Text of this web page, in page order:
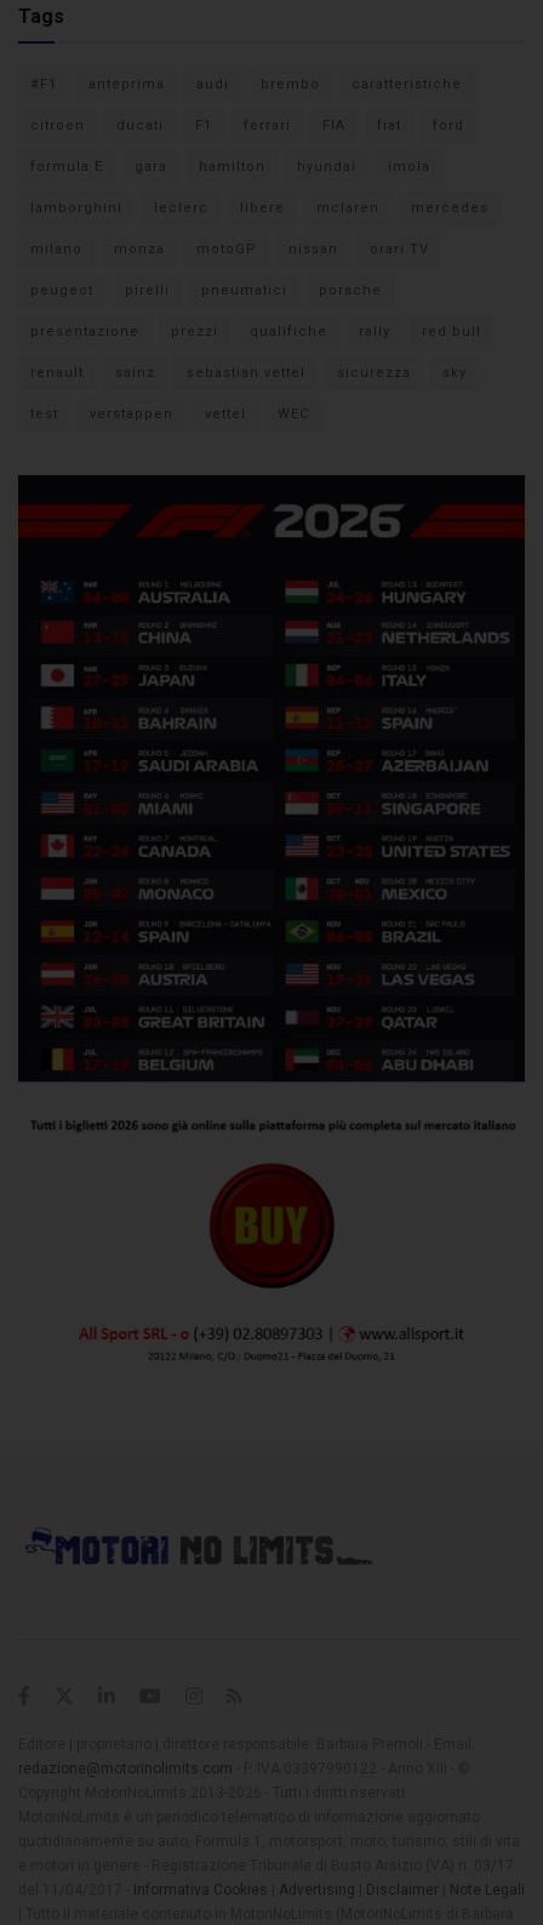
Tags
#F1 anteprima audi brembo caratteristiche
citroen ducati F1 ferrari FIA fiat ford
formula E gara hamilton hyundai imola
lamborghini leclerc libere mclaren mercedes
milano monza motoGP nissan orari TV
peugeot pirelli pneumatici porsche
presentazione prezzi qualifiche rally red bull
renault sainz sebastian vettel sicurezza sky
test verstappen vettel WEC
redazione@motorinolimits.com
Informativa Cookies Advertising Disclaimer
Note Legali